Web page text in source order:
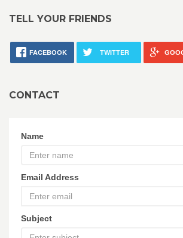
TELL YOUR FRIENDS
FACEBOOK TWITTER
CONTACT
Name
Email Address
Subject